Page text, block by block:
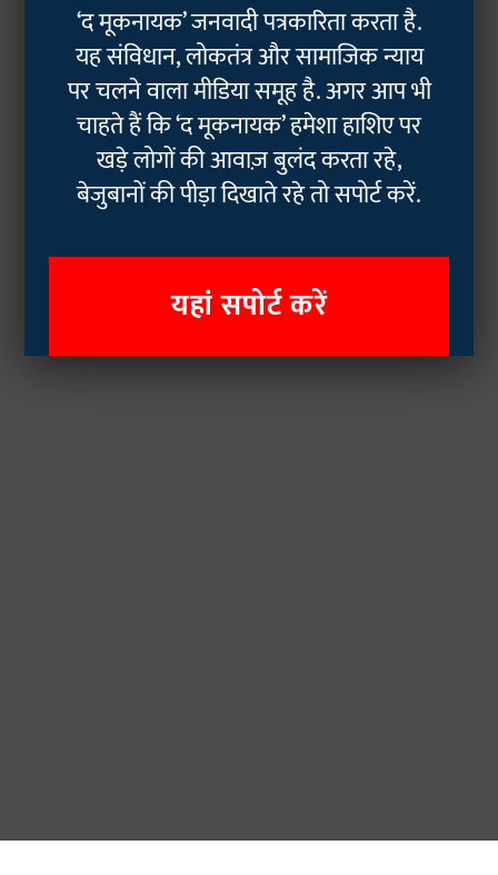
‘द मूकनायक’ जनवादी पत्रकारिता करता है.
यह संविधान, लोकतंत्र और सामाजिक न्याय
पर चलने वाला मीडिया समूह है. अगर आप भी
चाहते हैं कि ‘द मूकनायक’ हमेशा हाशिए पर
खड़े लोगों की आवाज़ बुलंद करता रहे,
बेजुबानों की पीड़ा दिखाते रहे तो सपोर्ट करें.
यहां सपोर्ट करें